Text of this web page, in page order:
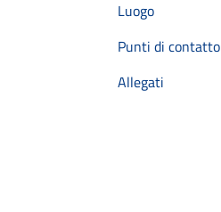
Luogo
Punti di contatto
Allegati